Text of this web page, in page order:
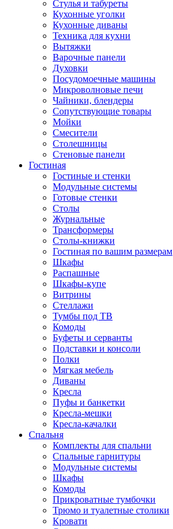
Стулья и табуреты
Кухонные уголки
Кухонные диваны
Техника для кухни
Вытяжки
Варочные панели
Духовки
Посудомоечные машины
Микроволновые печи
Чайники, блендеры
Сопутствующие товары
Мойки
Смесители
Столешницы
Стеновые панели
Гостиная
Гостиные и стенки
Модульные системы
Готовые стенки
Столы
Журнальные
Трансформеры
Столы-книжки
Гостиная по вашим размерам
Шкафы
Распашные
Шкафы-купе
Витрины
Стеллажи
Тумбы под ТВ
Комоды
Буфеты и серванты
Подставки и консоли
Полки
Мягкая мебель
Диваны
Кресла
Пуфы и банкетки
Кресла-мешки
Кресла-качалки
Спальня
Комплекты для спальни
Спальные гарнитуры
Модульные системы
Шкафы
Комоды
Прикроватные тумбочки
Трюмо и туалетные столики
Кровати